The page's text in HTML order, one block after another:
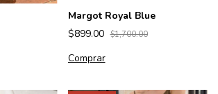
Margot Royal Blue
$899.00 $1,700.00
Comprar